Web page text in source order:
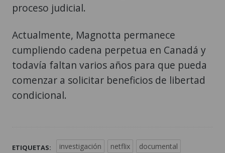
proceso judicial.
Actualmente, Magnotta permanece
cumpliendo cadena perpetua en Canadá y
todavía faltan varios años para que pueda
comenzar a solicitar beneficios de libertad
condicional.
ETIQUETAS: investigación netflix
documental